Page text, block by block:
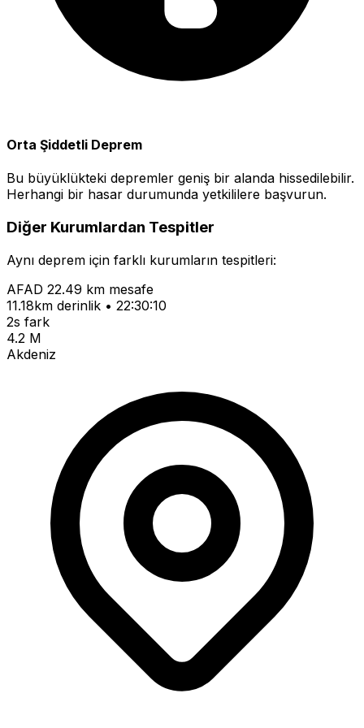
Orta Şiddetli Deprem
Bu büyüklükteki depremler geniş bir alanda hissedilebilir.
Herhangi bir hasar durumunda yetkililere başvurun.
Diğer Kurumlardan Tespitler
Aynı deprem için farklı kurumların tespitleri:
AFAD 22.49 km mesafe
11.18km derinlik • 22:30:10
2s fark
4.2 M
Akdeniz